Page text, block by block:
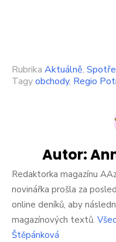
Rubrika Aktuálně,
Tagyobchody, Regio
Autor:
Redaktorka magazínu
novinářka prošla za
online deníků, aby
magazínových textů.
Štěpánková